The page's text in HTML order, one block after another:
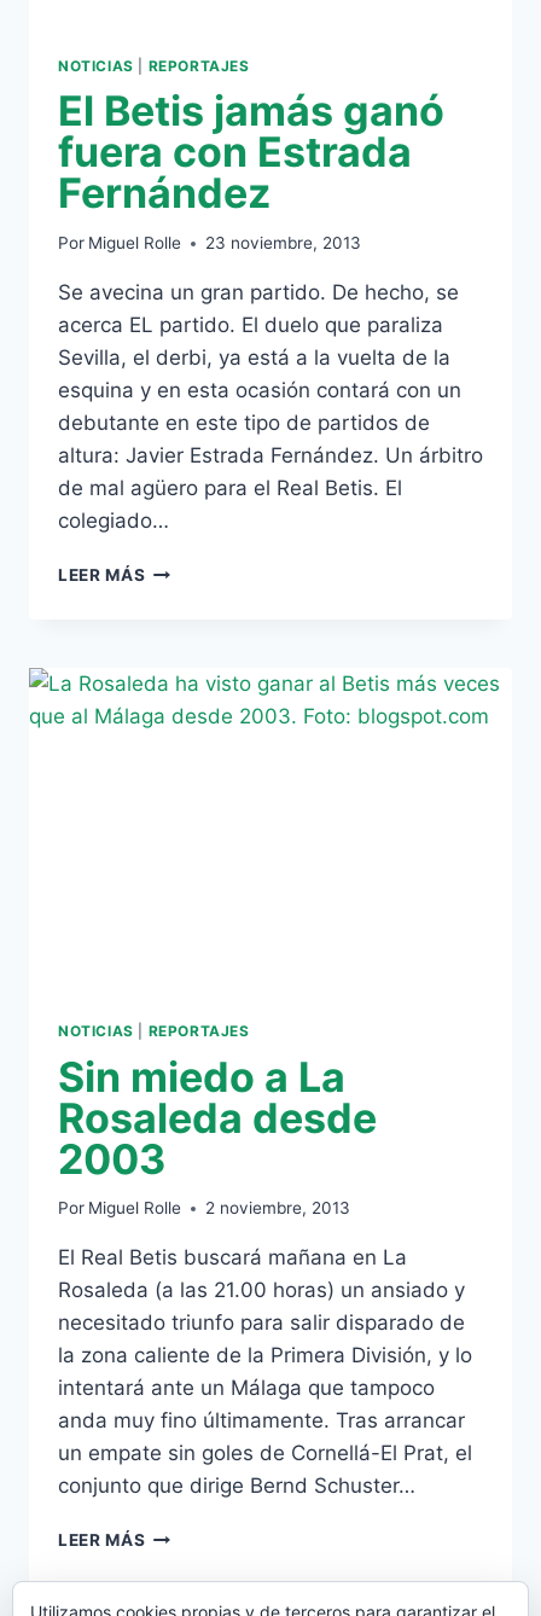
NOTICIAS REPORTAJES
El Betis jamás ganó
fuera con Estrada
Fernández
Por Miguel Rolle 23 noviembre, 2013
Se avecina un gran partido. De hecho, se
acerca EL partido. El duelo que paraliza
Sevilla, el derbi, ya está a la vuelta de la
esquina y en esta ocasión contará con un
debutante en este tipo de partidos de
altura: Javier Estrada Fernández. Un árbitro
de mal agüero para el Real Betis. El
colegiado…
LEER MÁS
CON
ESTRADA
NOTICIAS REPORTAJES
Sin miedo a La
Rosaleda desde
2003
Por Miguel Rolle 2 noviembre, 2013
El Real Betis buscará mañana en La
Rosaleda (a las 21.00 horas) un ansiado y
necesitado triunfo para salir disparado de
la zona caliente de la Primera División, y lo
intentará ante un Málaga que tampoco
anda muy fino últimamente. Tras arrancar
un empate sin goles de Cornellá-El Prat, el
conjunto que dirige Bernd Schuster…
LEER MÁS SIN
A
LA
Utilizamos cookies propias y de terceros para garantizar el